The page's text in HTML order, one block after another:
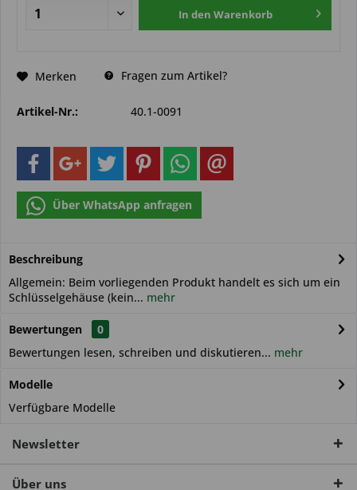
In den Warenkorb
Merken Fragen zum Artikel?
Artikel-Nr.: 40.1-0091
Über WhatsApp anfragen
Beschreibung
Allgemein: Beim vorliegenden Produkt handelt es sich um ein
Schlüsselgehäuse (kein... mehr
Bewertungen
0
Bewertungen lesen, schreiben und diskutieren... mehr
Modelle
Verfügbare Modelle
Newsletter
Über uns